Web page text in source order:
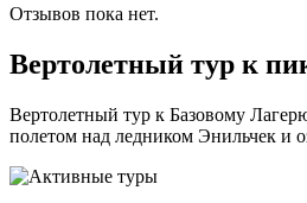
Отзывов пока нет.
Вертолетный тур к
Вертолетный тур к Базовому
полетом над ледником Энильчек и